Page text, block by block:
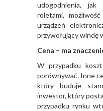
udogodnienia, jak
roletami,
urządzeń
przywołujący windę
Cena – ma
W przypadku
porównywać. Inne
który buduje
inwestor, który
przypadku rynku